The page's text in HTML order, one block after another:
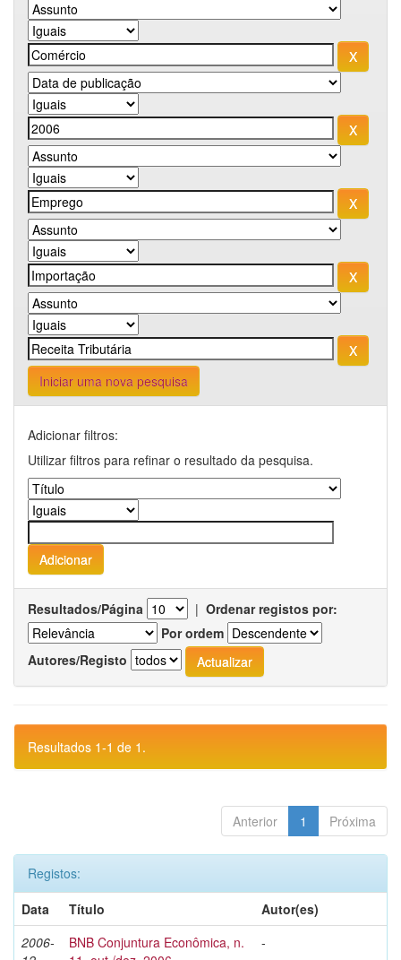
Iniciar uma nova pesquisa
Adicionar filtros:
Utilizar filtros para refinar o resultado da pesquisa.
Resultados/Página | Ordenar registos por:
Por ordem
Autores/Registo
Resultados 1-1 de 1.
Anterior 1 Próxima
Registos:
Data
Título
Autor(es)
2006-
BNB Conjuntura Econômica, n.
-